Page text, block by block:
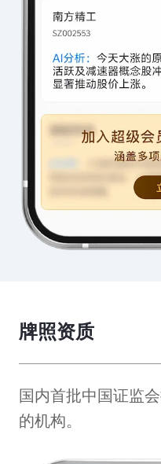
牌照资质
国内首批中国证监
的机构。